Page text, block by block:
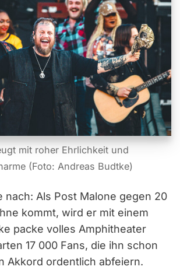
mit roher Ehrlichkeit und
(Foto: Andreas Budtke)
nach: Als Post Malone gegen 20
kommt, wird er mit einem
packe volles Amphitheater
17 000 Fans, die ihn schon
Akkord ordentlich abfeiern.